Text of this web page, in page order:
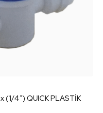
(1/4″) QUICK PLASTİK